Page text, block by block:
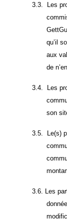
3.3.
Les
qu’il
aux
de
3.4.
Les
son
3.5.
Le(s)
3.6. Les